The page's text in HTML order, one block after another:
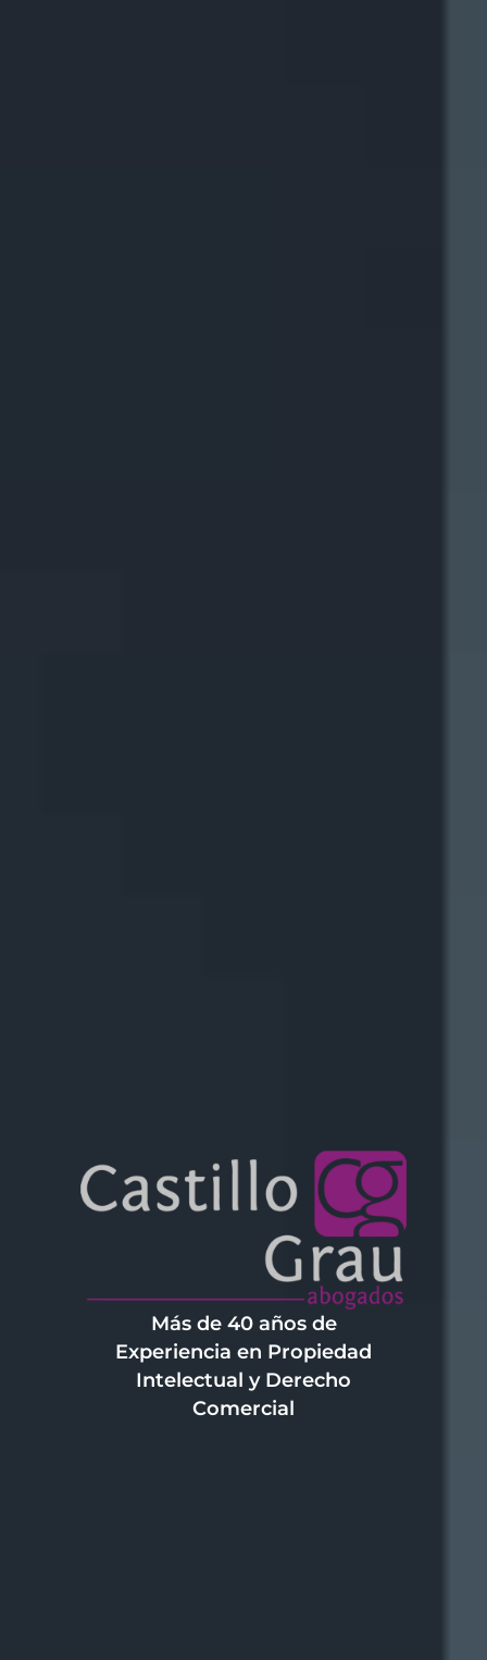
Más de 40 años de
Experiencia en Propiedad
Intelectual y Derecho
Comercial